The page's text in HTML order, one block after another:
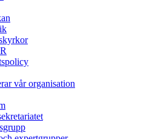
vår organisation